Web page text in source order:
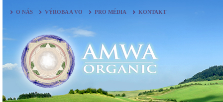
O NÁS VÝROBA A VO PRO MÉDIA KONTAKT